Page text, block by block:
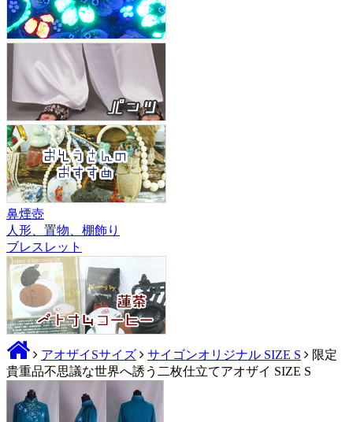
鼻煙壺
人形、置物、棚飾り
ブレスレット
アオザイSサイズ サイゴンオリジナル SIZE S
限定
貴重品不思議な世界へ誘う二枚仕立てアオザイ SIZE S